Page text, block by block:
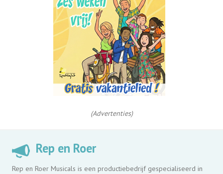
(Advertenties)
Rep en Roer
Rep en Roer Musicals is een productiebedrijf gespecialiseerd in